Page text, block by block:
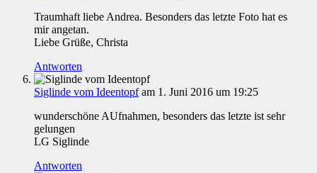
Traumhaft liebe Andrea. Besonders das letzte Foto hat es
mir angetan.
Liebe Grüße, Christa
Antworten
Siglinde vom Ideentopf am 1. Juni 2016 um 19:25
wunderschöne AUfnahmen, besonders das letzte ist sehr
gelungen
LG Siglinde
Antworten